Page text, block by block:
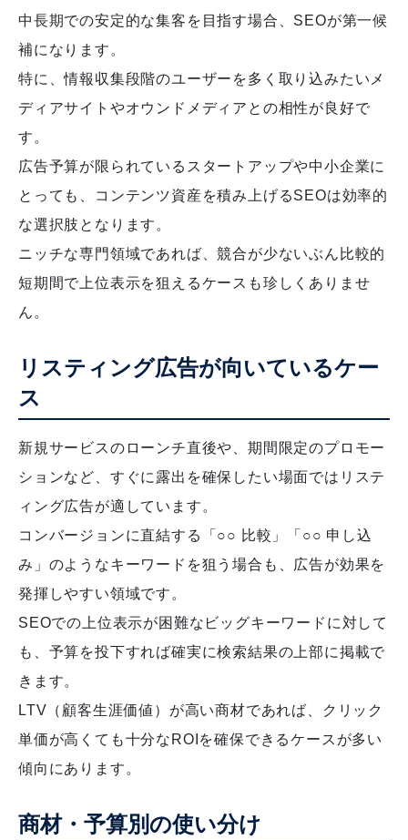
中長期での安定的な集客を目指す場合、SEOが第一候
補になります。
特に、情報収集段階のユーザーを多く取り込みたいメ
ディアサイトやオウンドメディアとの相性が良好で
す。
広告予算が限られているスタートアップや中小企業に
とっても、コンテンツ資産を積み上げるSEOは効率的
な選択肢となります。
ニッチな専門領域であれば、競合が少ないぶん比較的
短期間で上位表示を狙えるケースも珍しくありませ
ん。
リスティング広告が向いているケー
ス
新規サービスのローンチ直後や、期間限定のプロモー
ションなど、すぐに露出を確保したい場面ではリステ
ィング広告が適しています。
コンバージョンに直結する「○○ 比較」「○○ 申し込
み」のようなキーワードを狙う場合も、広告が効果を
発揮しやすい領域です。
SEOでの上位表示が困難なビッグキーワードに対して
も、予算を投下すれば確実に検索結果の上部に掲載で
きます。
LTV（顧客生涯価値）が高い商材であれば、クリック
単価が高くても十分なROIを確保できるケースが多い
傾向にあります。
商材・予算別の使い分け